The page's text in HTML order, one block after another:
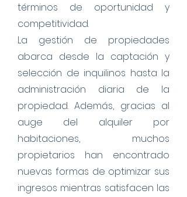
términos de oportunidad y
competitividad.
La gestión de propiedades
abarca desde la captación y
selección de inquilinos hasta la
administración diaria de la
propiedad. Además, gracias al
auge del alquiler por
habitaciones, muchos
propietarios han encontrado
nuevas formas de optimizar sus
ingresos mientras satisfacen las